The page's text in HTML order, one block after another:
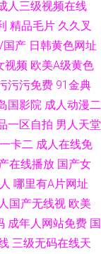
人三级视频在线
精品毛片 久久叉
国产 日韩黄色网址
视频 欧美A级黄色
污污免费 91金典
国影院 成人动漫二
一区自拍 男人天堂
卡二 成人在线免
在线播放 国产女
哪里有A片网址
国产无线视 欧美
成年人网站免费 国
三级无码在线天